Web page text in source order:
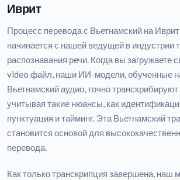
Иврит
Процесс перевода с Вьетнамский на
начинается с нашей ведущей в индустрии
распознавания речи. Когда вы загружаете
video файл, наши ИИ-модели, обученные
Вьетнамский аудио, точно
учитывая такие нюансы, как
пунктуация и тайминг. Эта Вьетнамский
становится основой для
перевода.
Как только транскрипция завершена, наш